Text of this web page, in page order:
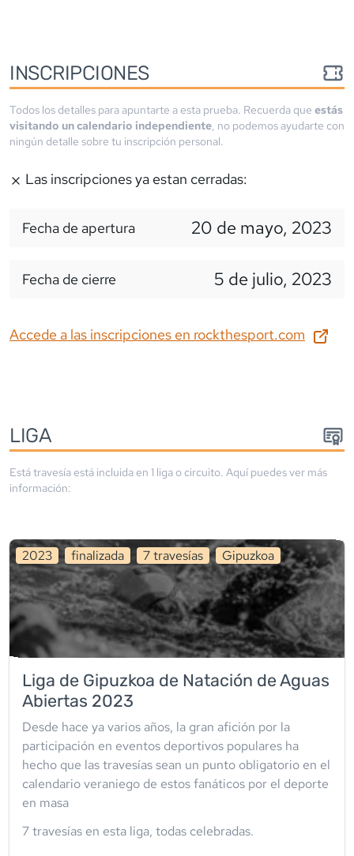
INSCRIPCIONES
Todos los detalles para apuntarte a esta prueba. Recuerda que estás
visitando un calendario independiente, no podemos ayudarte con
ningún detalle sobre tu inscripción personal.
Las inscripciones ya estan cerradas:
Fecha de apertura 20 de mayo, 2023
Fecha de cierre 5 de julio, 2023
Accede a las inscripciones en rockthesport.com
LIGA
Está travesía está incluida en 1 liga o circuito. Aquí puedes ver más
información:
2023 finalizada 7travesías Gipuzkoa
Liga de Gipuzkoa de Natación de Aguas
Abiertas 2023
Desde hace ya varios años, la gran afición por la
participación en eventos deportivos populares ha
hecho que las travesías sean un punto obligatorio en el
calendario veraniego de estos fanáticos por el deporte
en masa
7travesías en esta liga, todas celebradas.